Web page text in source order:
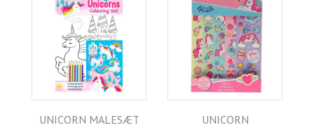
UNICORN MALESÆT
UNICORN